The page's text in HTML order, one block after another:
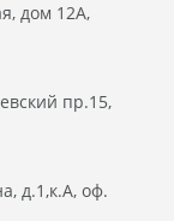
дом 12А,
пр.15,
д.1,к.А, оф.